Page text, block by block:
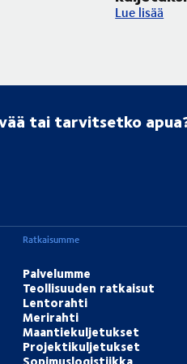
Corpus
Lue lisää
tai tarvitsetko
Ratkaisumme
Palvelumme
Teollisuuden ratkaisut
Lentorahti
Merirahti
Maantiekuljetukset
Projektikuljetukset